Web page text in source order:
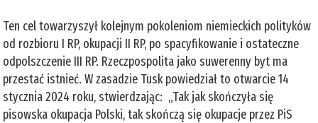
Ten cel towarzyszył kolejnym pokoleniom niemieckich polityków
od rozbioru I RP, okupacji II RP, po spacyfikowanie i ostateczne
odpolszczenie III RP. Rzeczpospolita jako suwerenny byt ma
przestać istnieć. W zasadzie Tusk powiedział to otwarcie 14
stycznia 2024 roku, stwierdzając: „Tak jak skończyła się
pisowska okupacja Polski, tak skończą się okupacje przez PiS